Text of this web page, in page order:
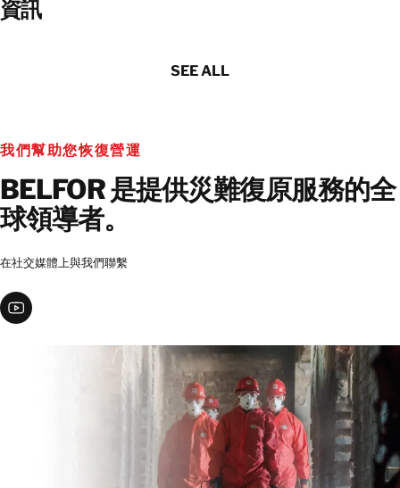
資訊
SEE ALL
我們幫助您恢復營運
BELFOR 是提供災難復原服務​​的全
球領導者。
在社交媒體上與我們聯繫